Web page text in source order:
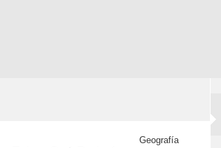
Geografía